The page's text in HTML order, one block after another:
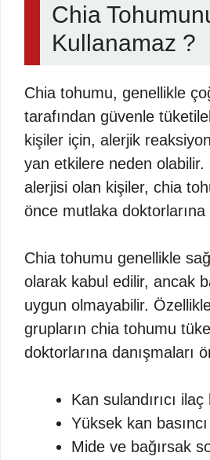
Chia
Kullanamaz ?
Chia tohumu, genellikle
tarafından güvenle
kişiler için, alerjik
yan etkilere neden olabilir.
alerjisi olan kişiler, chia
önce mutlaka doktorlarına
Chia tohumu genellikle
olarak kabul edilir, ancak
uygun olmayabilir.
grupların chia tohumu
doktorlarına danışmaları
Kan sulandırıcı
Yüksek kan
Mide ve bağırsak